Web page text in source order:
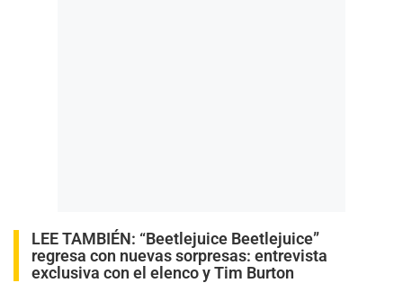
LEE TAMBIÉN: “Beetlejuice Beetlejuice”
regresa con nuevas sorpresas: entrevista
exclusiva con el elenco y Tim Burton